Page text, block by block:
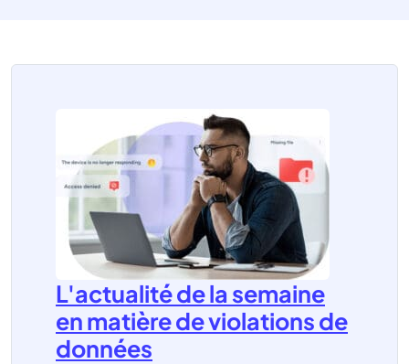
L'actualité de la semaine
en matière de violations de
données